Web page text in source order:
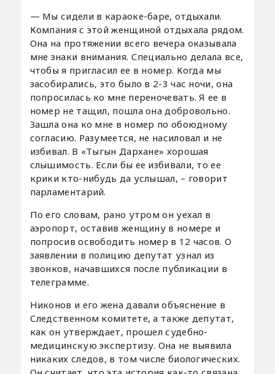
— Мы сидели в караоке-баре, отдыхали.
Компания с этой женщиной отдыхала рядом.
Она на протяжении всего вечера оказывала
мне знаки внимания. Специально делала все,
чтобы я пригласил ее в номер. Когда мы
засобирались, это было в 2-3 час ночи, она
попросилась ко мне переночевать. Я ее в
номер не тащил, пошла она добровольно.
Зашла она ко мне в номер по обоюдному
согласию. Разумеется, не насиловал и не
избивал. В «Тыгын Дархане» хорошая
слышимость. Если бы ее избивали, то ее
крики кто-нибудь да услышал, – говорит
парламентарий.
По его словам, рано утром он уехал в
аэропорт, оставив женщину в номере и
попросив освободить номер в 12 часов. О
заявлении в полицию депутат узнал из
звонков, начавшихся после публикации в
телеграмме.
Никонов и его жена давали объяснение в
Следственном комитете, а также депутат,
как он утверждает, прошел судебно-
медицинскую экспертизу. Она не выявила
никаких следов, в том числе биологических.